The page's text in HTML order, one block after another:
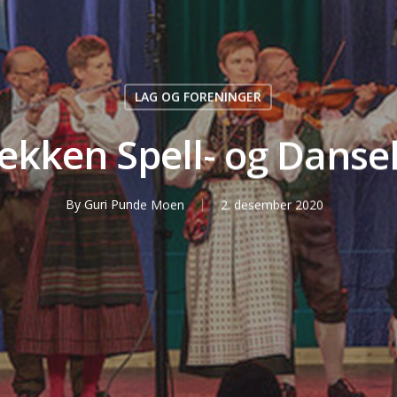
LAG OG FORENINGER
Spell- og
By Guri Punde Moen 2. desember 2020